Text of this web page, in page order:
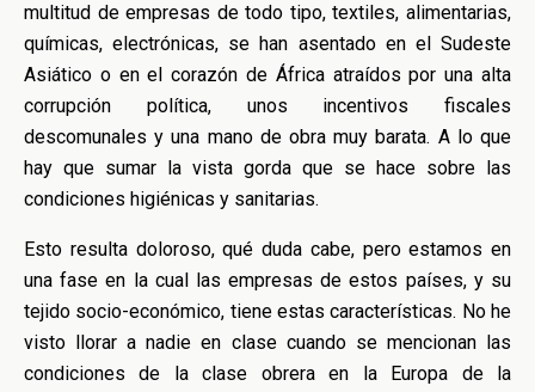
multitud de empresas de todo tipo, textiles, alimentarias,
químicas, electrónicas, se han asentado en el Sudeste
Asiático o en el corazón de África atraídos por una alta
corrupción política, unos incentivos fiscales
descomunales y una mano de obra muy barata. A lo que
hay que sumar la vista gorda que se hace sobre las
condiciones higiénicas y sanitarias.
Esto resulta doloroso, qué duda cabe, pero estamos en
una fase en la cual las empresas de estos países, y su
tejido socio-económico, tiene estas características. No he
visto llorar a nadie en clase cuando se mencionan las
condiciones de la clase obrera en la Europa de la